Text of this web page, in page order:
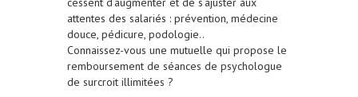
attentes des salariés : prévention, médecine
douce, pédicure, podologie..
Connaissez-vous une mutuelle qui propose le
remboursement de séances de psychologue
de surcroit illimitées ?